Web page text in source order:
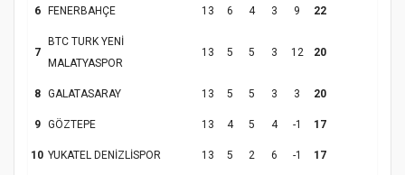
6 FENERBAHÇE 13 6 4 3 9 22
7
BTC TURK YENİ
MALATYASPOR
13 5 5 3 12 20
8 GALATASARAY 13 5 5 3 3 20
9 GÖZTEPE 13 4 5 4 -1 17
10 YUKATEL DENİZLİSPOR 13 5 2 6 -1 17